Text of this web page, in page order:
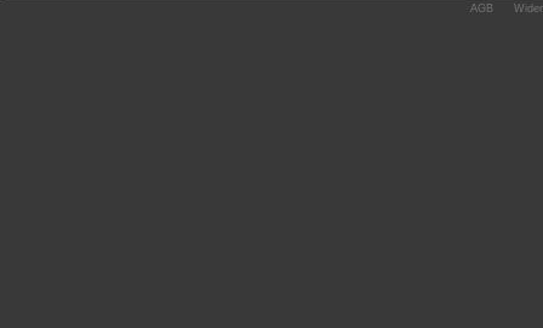
AGB